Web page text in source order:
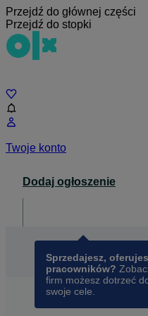
Przejdź do głównej części
Przejdź do stopki
Twoje konto
Dodaj ogłoszenie
Sprzedajesz,
pracowników?
firm możesz dotrzeć
swoje cele.